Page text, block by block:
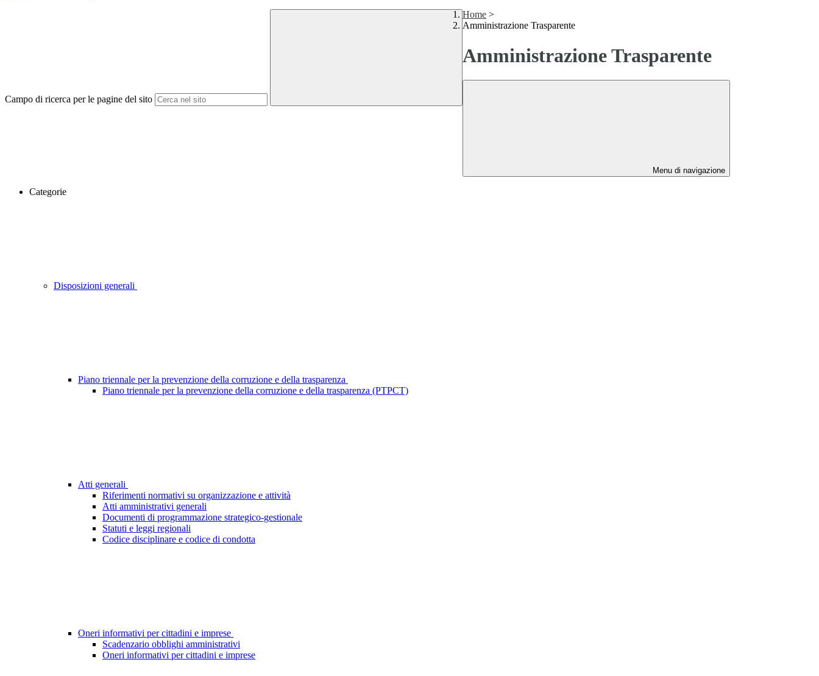
Campo di ricerca per le pagine del sito
Home >
Amministrazione Trasparente
Amministrazione Trasparente
Menu di navigazione
Categorie
Disposizioni generali
Piano triennale per la prevenzione della corruzione e della trasparenza
Piano triennale per la prevenzione della corruzione e della trasparenza (PTPCT)
Atti generali
Riferimenti normativi su organizzazione e attività
Atti amministrativi generali
Documenti di programmazione strategico-gestionale
Statuti e leggi regionali
Codice disciplinare e codice di condotta
Oneri informativi per cittadini e imprese
Scadenzario obblighi amministrativi
Oneri informativi per cittadini e imprese